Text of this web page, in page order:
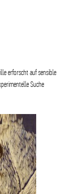
erforscht auf sensible
Suche